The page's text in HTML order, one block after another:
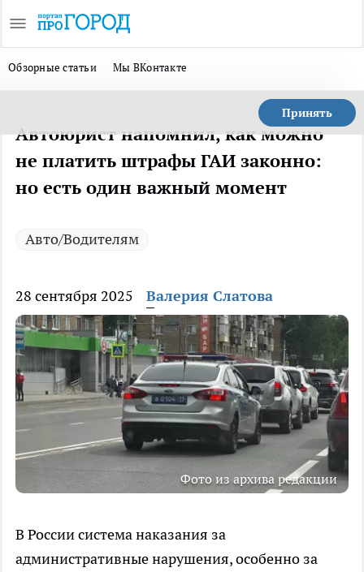
Обзорные статьи Мы ВКонтакте
Принять
Автоюрист напомнил, как можно
не платить штрафы ГАИ законно:
но есть один важный момент
Авто/Водителям
28 сентября 2025 Валерия Слатова
Фото из архива редакции
В России система наказания за
административные нарушения, особенно за